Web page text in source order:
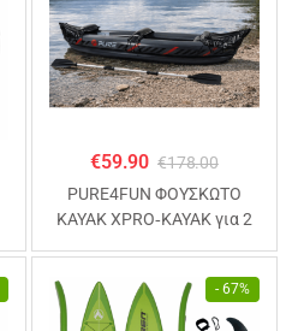
€59.90 €178.00
PURE4FUN ΦΟΥΣΚΩΤΟ
KAYAK XPRO‑KAYAK για 2
- 67%